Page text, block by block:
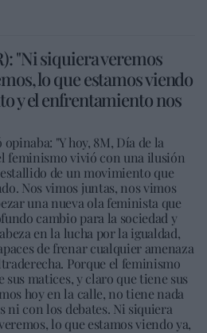
"Ni siquiera veremos
lo que estamos viendo
y el enfrentamiento nos
"Y hoy, 8M, Día de la
feminismo vivió con una ilusión
de un movimiento que
Nos vimos juntas, nos vimos
una nueva ola feminista que
cambio para la sociedad y
en la lucha por la igualdad,
de frenar cualquier amenaza
Porque el feminismo
sus matices, y claro que tiene sus
hoy en la calle, no tiene nada
ni con los debates. Ni siquiera
lo que estamos viendo ya,